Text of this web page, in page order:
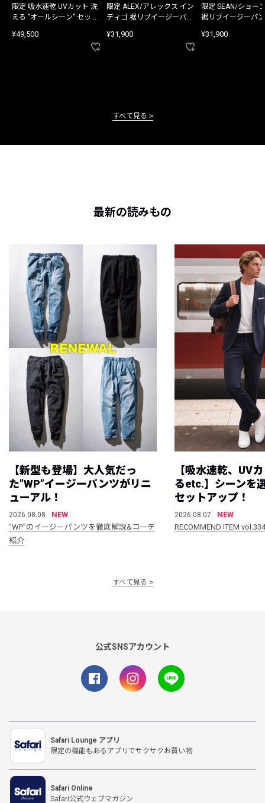
限定 吸水速乾 UVカット 洗
える "オールシーン" セット
¥49,500
限定 ALEX/アレックス イン
ディゴ 裾リブイージーパン
¥31,900
限定 SEAN/ショー
裾リブイージーパ
¥31,900
すべて見る
最新の読みもの
【新型も登場】大人気だっ
た”WP”イージーパンツがリニ
ューアル！
2026.08.08
NEW
“WP”のイージーパンツを徹底解説&コーデ
紹介
【吸水速乾、UV
るetc.】シーンを
セットアップ！
2026.08.07
NEW
RECOMMEND ITEM vol.334
すべて見る
公式SNSアカウント
Safari Lounge アプリ
限定の機能もあるアプリでサクサクお買い物
Safari Online
Safari公式ウェブマガジン